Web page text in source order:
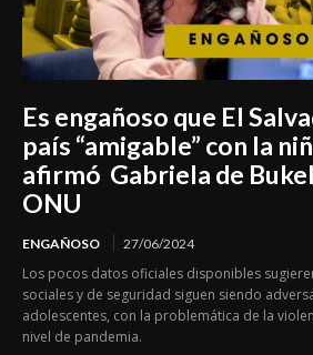
Es engañoso que El
país “amigable” con la
afirmó Gabriela de
ONU
ENGAÑOSO 27/06/2024
Los pocos datos oficiales disponibles
sociales y de seguridad siguen siendo
adolescentes, con la problemática de la
nivel de pandemia.